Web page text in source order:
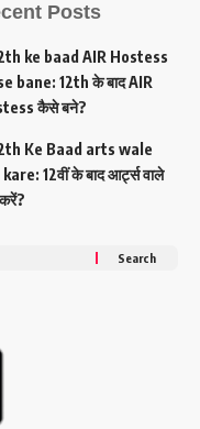
Posts
ke baad AIR Hostess
bane: 12th के बाद AIR
कैसे बने?
Ke Baad arts wale
kare: 12वीं के बाद आर्ट्स वाले